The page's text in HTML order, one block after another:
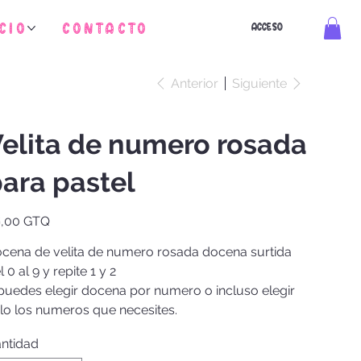
Contacto ACCESO
Anterior Siguiente
de numero rosada
pastel
GTQ
de velita de numero rosada docena surtida
0 al 9 y repite 1 y 2
elegir docena por numero o incluso elegir
los numeros que necesites.